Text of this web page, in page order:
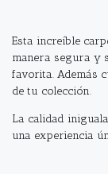
Esta increíble
manera segura y
favorita. Además
de tu colección.
La calidad
una experiencia